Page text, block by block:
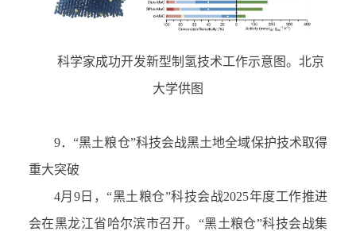
科学家成功开发新型制氢技术工作示意图。北京
大学供图
9．“黑土粮仓”科技会战黑土地全域保护技术取得
重大突破
4月 9日，“黑土粮仓”科技会战2025年度工作推进
会在黑龙江省哈尔滨市召开。 “黑土粮仓”科技会战集